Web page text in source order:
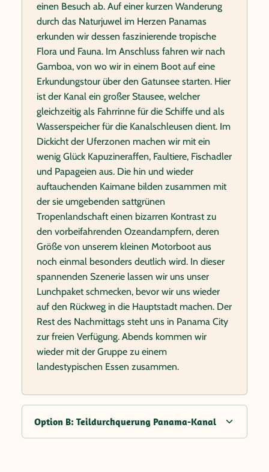
einen Besuch ab. Auf einer kurzen Wanderung
durch das Naturjuwel im Herzen Panamas
erkunden wir dessen faszinierende tropische
Flora und Fauna. Im Anschluss fahren wir nach
Gamboa, von wo wir in einem Boot auf eine
Erkundungstour über den Gatunsee starten. Hier
ist der Kanal ein großer Stausee, welcher
gleichzeitig als Fahrrinne für die Schiffe und als
Wasserspeicher für die Kanalschleusen dient. Im
Dickicht der Uferzonen machen wir mit ein
wenig Glück Kapuzineraffen, Faultiere, Fischadler
und Papageien aus. Die hin und wieder
auftauchenden Kaimane bilden zusammen mit
der sie umgebenden sattgrünen
Tropenlandschaft einen bizarren Kontrast zu
den vorbeifahrenden Ozeandampfern, deren
Größe von unserem kleinen Motorboot aus
noch einmal besonders deutlich wird. In dieser
spannenden Szenerie lassen wir uns unser
Lunchpaket schmecken, bevor wir uns wieder
auf den Rückweg in die Hauptstadt machen. Der
Rest des Nachmittags steht uns in Panama City
zur freien Verfügung. Abends kommen wir
wieder mit der Gruppe zu einem
landestypischen Essen zusammen.
Option B: Teildurchquerung Panama-Kanal